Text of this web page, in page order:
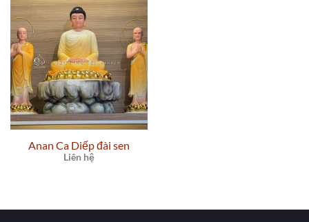
Anan Ca Diếp đài sen
Liên hệ